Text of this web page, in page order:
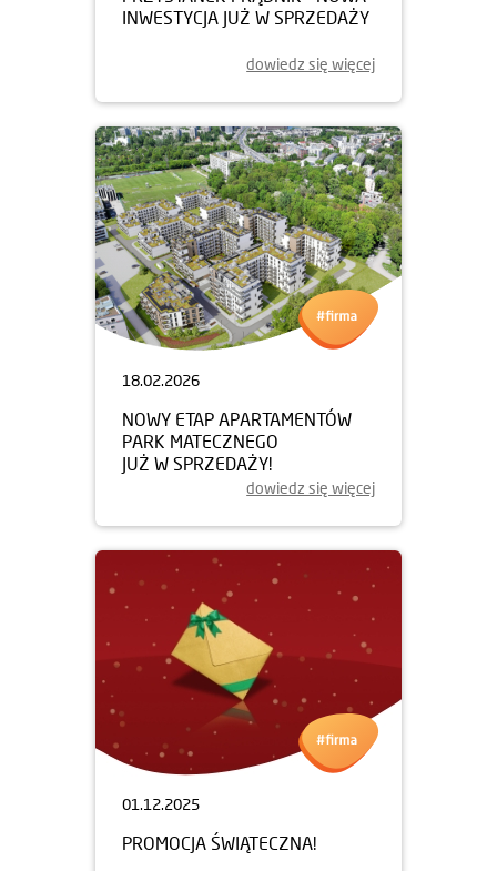
INWESTYCJA JUŻ W SPRZEDAŻY
dowiedz się więcej
18.02.2026
NOWY ETAP APARTAMENTÓW
PARK MATECZNEGO
JUŻ W SPRZEDAŻY!
dowiedz się więcej
01.12.2025
PROMOCJA ŚWIĄTECZNA!